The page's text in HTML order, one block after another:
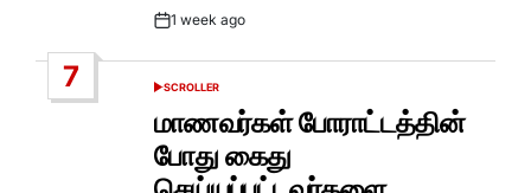
Post1 week ago
7
POSTED
SCROLLER
மாணவர்கள் போராட்டத்தின்
போது கைது